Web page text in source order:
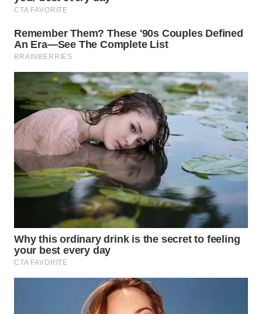
WN
WN
WN
BOGOR
WN
DEPOK
WN
TAPANULI
WN
SAMOSIR